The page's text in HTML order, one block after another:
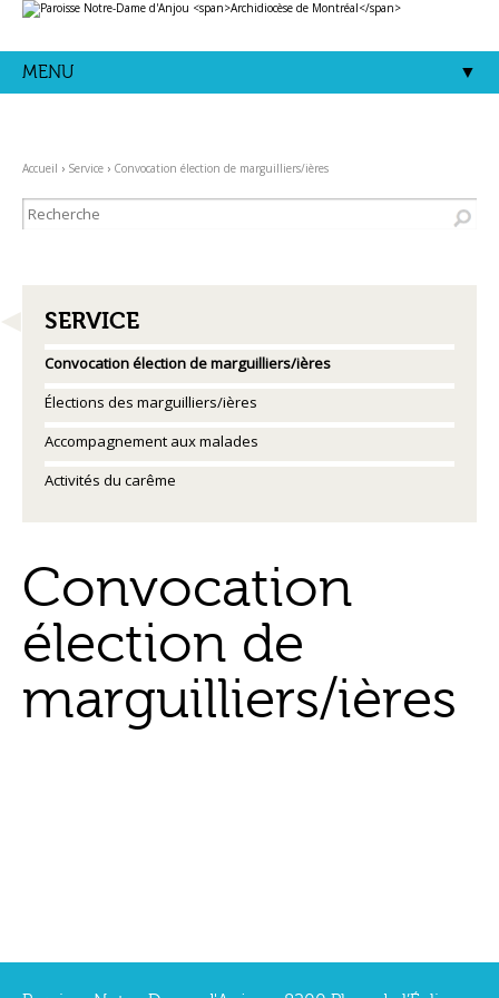
Aller
au
|
Aller
Outils
personnels
MENU
Accueil › Service › Convocation élection de marguilliers/ières
NAVIGATION
SERVICE
Convocation élection de marguilliers/ières
Élections des marguilliers/ières
Accompagnement aux malades
Activités du carême
Convocation
élection de
marguilliers/ières